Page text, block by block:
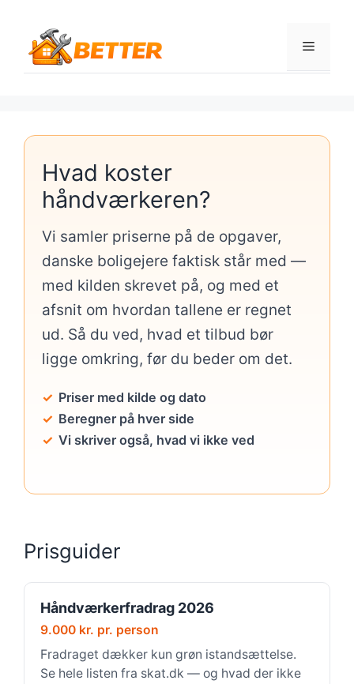
indhold
Menu
Hvad koster
håndværkeren?
Vi samler priserne på de opgaver,
danske boligejere faktisk står med —
med kilden skrevet på, og med et
afsnit om hvordan tallene er regnet
ud. Så du ved, hvad et tilbud bør
ligge omkring, før du beder om det.
Priser med kilde og dato
Beregner på hver side
Vi skriver også, hvad vi ikke ved
Prisguider
Håndværkerfradrag 2026
9.000 kr. pr. person
Fradraget dækker kun grøn istandsættelse.
Se hele listen fra skat.dk — og hvad der ikke